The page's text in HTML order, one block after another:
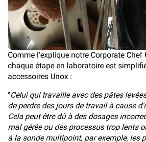
Comme l'explique notre Corporate Chef
chaque étape en laboratoire est
accessoires Unox :
"Celui qui travaille avec des pâtes
de perdre des jours de travail à cause
Cela peut être dû à des dosages
mal gérée ou des processus trop lents
à la sonde multipoint, par exemple, les